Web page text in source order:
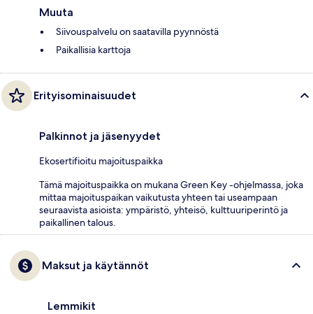
Muuta
Siivouspalvelu on saatavilla pyynnöstä
Paikallisia karttoja
Erityisominaisuudet
Palkinnot ja jäsenyydet
Ekosertifioitu majoituspaikka
Tämä majoituspaikka on mukana Green Key -ohjelmassa, joka
mittaa majoituspaikan vaikutusta yhteen tai useampaan
seuraavista asioista: ympäristö, yhteisö, kulttuuriperintö ja
paikallinen talous.
Maksut ja käytännöt
Lemmikit